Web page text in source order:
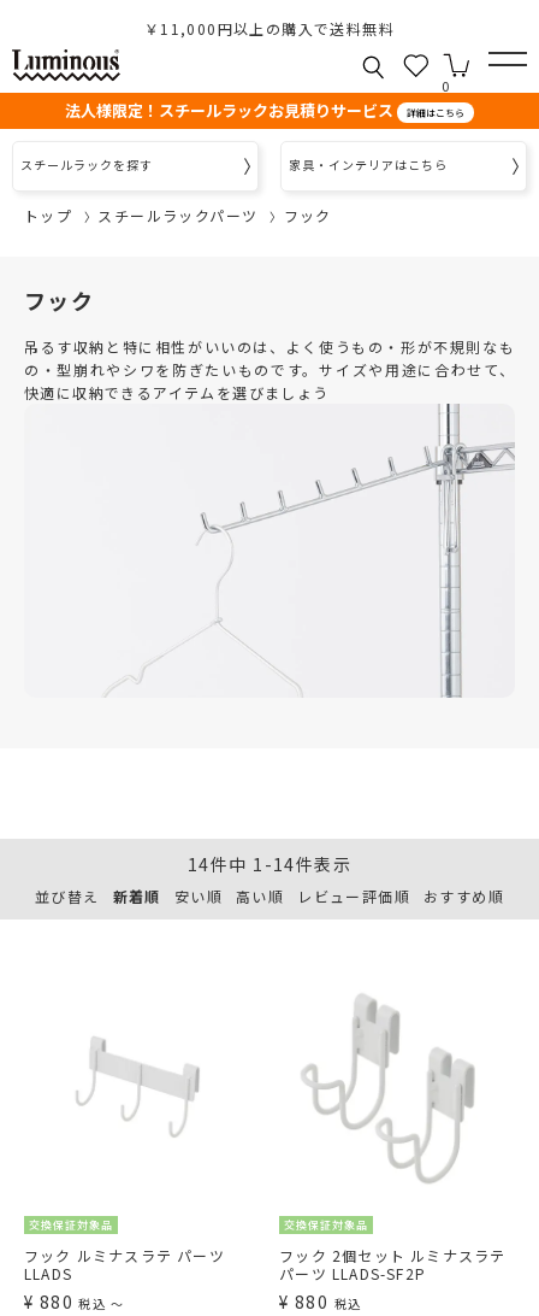
￥11,000円以上の購入で送料無料
0
法人様限定！スチールラックお見積りサービス 詳細はこちら
スチールラックを探す 家具・インテリアはこちら
トップ スチールラックパーツ フック
フック
吊るす収納と特に相性がいいのは、よく使うもの・形が不規則なも
の・型崩れやシワを防ぎたいものです。サイズや用途に合わせて、
快適に収納できるアイテムを選びましょう
並び替え 新着順 安い順 高い順 レビュー評価順 おすすめ順
14件中 1 -14件表示
交換保証対象品
フック ルミナスラテ パーツ
LLADS
¥ 880 税込 〜
交換保証対象品
フック 2個セット ルミナスラテ
パーツ LLADS-SF2P
¥ 880 税込